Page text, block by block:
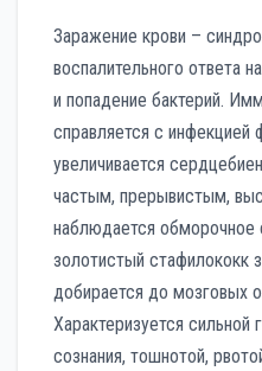
Заражение крови –
воспалительного ответа
и попадение бактерий.
справляется с инфекцией
увеличивается
частым, прерывистым,
наблюдается обморочное
золотистый стафилококк
добирается до мозговых
Характеризуется сильной
сознания, тошнотой,